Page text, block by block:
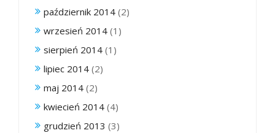
październik 2014 (2)
wrzesień 2014 (1)
sierpień 2014 (1)
lipiec 2014 (2)
maj 2014 (2)
kwiecień 2014 (4)
grudzień 2013 (3)